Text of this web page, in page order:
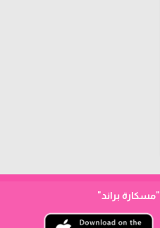
"مسكارة براند"